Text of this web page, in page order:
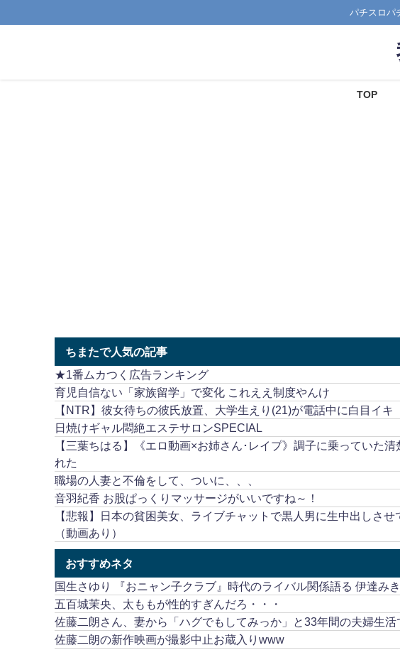
パチスロパ
TOP
ちまたで人気の記事
★1番ムカつく広告ランキング
育児自信ない「家族留学」で変化 これええ制度やんけ
【NTR】彼女待ちの彼氏放置、大学生えり(21)が電話中に白目イキ
日焼けギャル悶絶エステサロンSPECIAL
【三葉ちはる】《エロ動画×お姉さん･レイプ》調子に乗っていた
れた
職場の人妻と不倫をして、ついに、、、
音羽紀香 お股ぱっくりマッサージがいいですね～！
【悲報】日本の貧困美女、ライブチャットで黒人男に生中出しさ
（動画あり）
おすすめネタ
国生さゆり 『おニャン子クラブ』時代のライバル関係語る 伊達み
五百城茉央、太ももが性的すぎんだろ・・・
佐藤二朗さん、妻から「ハグでもしてみっか」と33年間の夫婦生活
佐藤二朗の新作映画が撮影中止お蔵入りwww